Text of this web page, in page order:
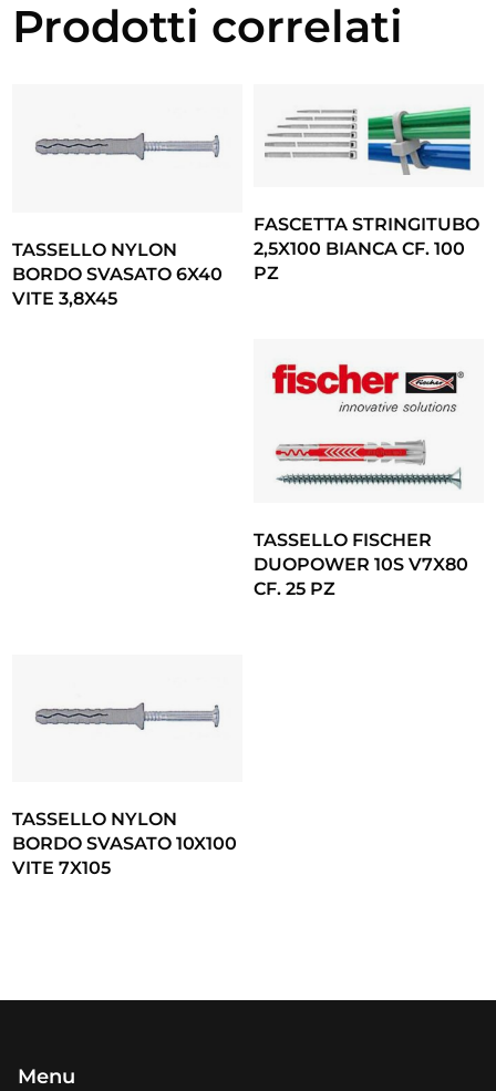
Prodotti correlati
TASSELLO NYLON
BORDO SVASATO 6X40
VITE 3,8X45
FASCETTA STRINGITUBO
2,5X100 BIANCA CF. 100
PZ
TASSELLO FISCHER
DUOPOWER 10S V7X80
CF. 25 PZ
TASSELLO NYLON
BORDO SVASATO 10X100
VITE 7X105
Menu